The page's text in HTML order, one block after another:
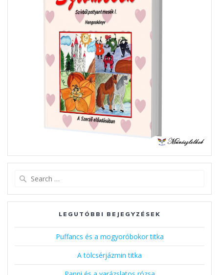
LEGUTÓBBI BEJEGYZÉSEK
Puffancs és a mogyoróbokor titka
A tölcsérjázmin titka